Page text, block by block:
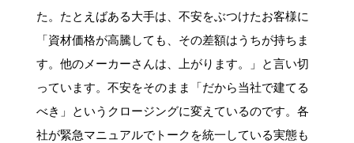
た。たとえばある大手は、不安をぶつけたお客様に
「資材価格が高騰しても、その差額はうちが持ちま
す。他のメーカーさんは、上がります。」と言い切
っています。不安をそのまま「だから当社で建てる
べき」というクロージングに変えているのです。各
社が緊急マニュアルでトークを統一している実態も